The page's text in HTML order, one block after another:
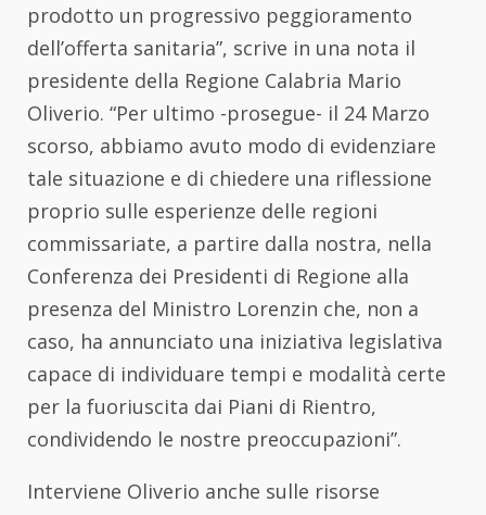
prodotto un progressivo peggioramento
dell’offerta sanitaria”, scrive in una nota il
presidente della Regione Calabria Mario
Oliverio. “Per ultimo -prosegue- il 24 Marzo
scorso, abbiamo avuto modo di evidenziare
tale situazione e di chiedere una riflessione
proprio sulle esperienze delle regioni
commissariate, a partire dalla nostra, nella
Conferenza dei Presidenti di Regione alla
presenza del Ministro Lorenzin che, non a
caso, ha annunciato una iniziativa legislativa
capace di individuare tempi e modalità certe
per la fuoriuscita dai Piani di Rientro,
condividendo le nostre preoccupazioni”.
Interviene Oliverio anche sulle risorse